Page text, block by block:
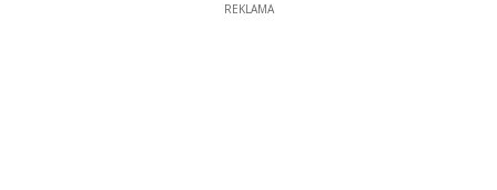
REKLAMA